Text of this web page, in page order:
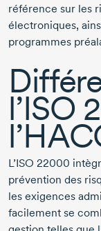
référence sur les
électroniques,
programmes
l’ISO
L’ISO 22000
prévention des
les exigences
facilement se